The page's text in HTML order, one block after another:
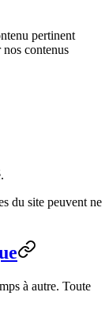
pertinent
contenus
du site peuvent ne
à autre. Toute